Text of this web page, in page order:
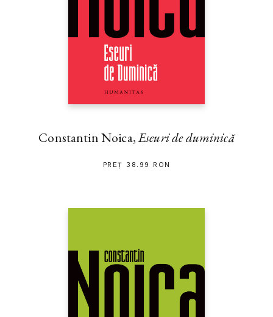
Constantin Noica,Eseuri de duminică
PREȚ 38.99 RON